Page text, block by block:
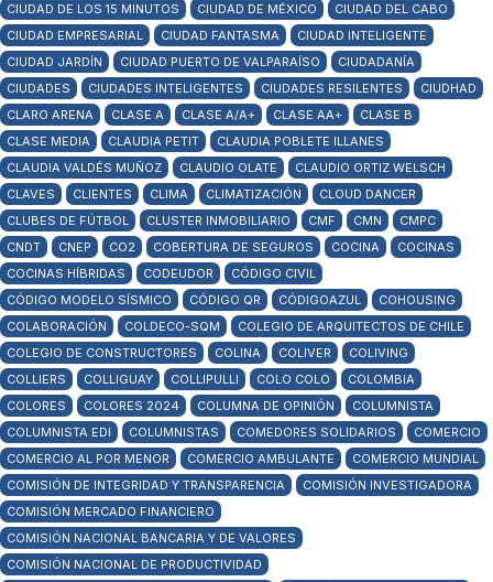
CIUDAD DE LOS 15 MINUTOS
CIUDAD DE MÉXICO
CIUDAD DEL CABO
CIUDAD EMPRESARIAL
CIUDAD FANTASMA
CIUDAD INTELIGENTE
CIUDAD JARDÍN
CIUDAD PUERTO DE VALPARAÍSO
CIUDADANÍA
CIUDADES
CIUDADES INTELIGENTES CIUDADES RESILENTES
CIUDHAD
CLARO ARENA
CLASE A CLASE A/A+ CLASE AA+
CLASE B
CLASE MEDIA
CLAUDIA PETIT
CLAUDIA POBLETE ILLANES
CLAUDIA VALDÉS MUÑOZ
CLAUDIO OLATE
CLAUDIO ORTIZ WELSCH
CLAVES
CLIENTES CLIMA CLIMATIZACIÓN
CLOUD DANCER
CLUBES DE FÚTBOL
CLUSTER INMOBILIARIO CMF CMN
CMPC
CNDT
CNEP CO2 COBERTURA DE SEGUROS COCINA
COCINAS
COCINAS HÍBRIDAS
CODEUDOR
CÓDIGO CIVIL
CÓDIGO MODELO SÍSMICO
CÓDIGO QR CÓDIGOAZUL
COHOUSING
COLABORACIÓN
COLDECO-SQM
COLEGIO DE ARQUITECTOS DE CHILE
COLEGIO DE CONSTRUCTORES
COLINA COLIVER
COLIVING
COLLIERS
COLLIGUAY COLLIPULLI COLO COLO
COLOMBIA
COLORES
COLORES 2024 COLUMNA DE OPINIÓN
COLUMNISTA
COLUMNISTA EDI
COLUMNISTAS COMEDORES SOLIDARIOS
COMERCIO
COMERCIO AL POR MENOR
COMERCIO AMBULANTE
COMERCIO MUNDIAL
COMISIÓN DE INTEGRIDAD Y TRANSPARENCIA
COMISIÓN INVESTIGADORA
COMISIÓN MERCADO FINANCIERO
COMISIÓN NACIONAL BANCARIA Y DE VALORES
COMISIÓN NACIONAL DE PRODUCTIVIDAD